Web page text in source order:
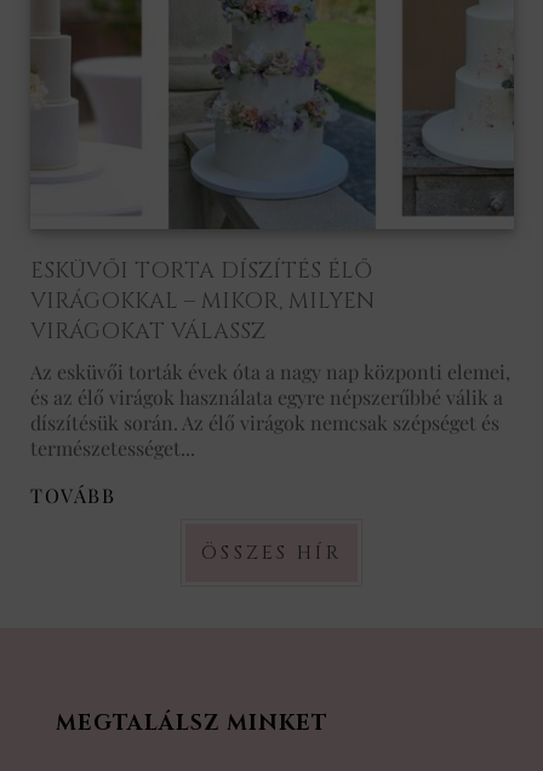
ESKÜVŐI TORTA DÍSZÍTÉS ÉLŐ
VIRÁGOKKAL – MIKOR, MILYEN
VIRÁGOKAT VÁLASSZ
Az esküvői torták évek óta a nagy nap központi elemei,
és az élő virágok használata egyre népszerűbbé válik a
díszítésük során. Az élő virágok nemcsak szépséget és
természetességet...
TOVÁBB
ÖSSZES HÍR
MEGTALÁLSZ MINKET